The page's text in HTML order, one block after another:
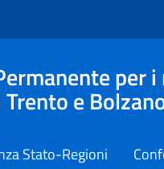
per
e
Stato-Regioni